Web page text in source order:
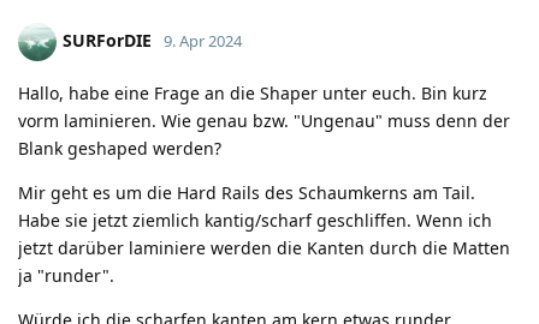
SURForDIE 9. Apr 2024
Hallo, habe eine Frage an die Shaper unter euch. Bin kurz
vorm laminieren. Wie genau bzw. "Ungenau" muss denn der
Blank geshaped werden?
Mir geht es um die Hard Rails des Schaumkerns am Tail.
Habe sie jetzt ziemlich kantig/scharf geschliffen. Wenn ich
jetzt darüber laminiere werden die Kanten durch die Matten
ja "runder".